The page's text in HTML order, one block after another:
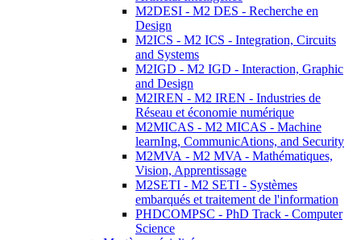
M2DESI - M2 DES - Recherche en
Design
M2ICS - M2 ICS - Integration, Circuits
and Systems
M2IGD - M2 IGD - Interaction, Graphic
and Design
M2IREN - M2 IREN - Industries de
Réseau et économie numérique
M2MICAS - M2 MICAS - Machine
learnIng, CommunicAtions, and Security
M2MVA - M2 MVA - Mathématiques,
Vision, Apprentissage
M2SETI - M2 SETI - Systèmes
embarqués et traitement de l'information
PHDCOMPSC - PhD Track - Computer
Science